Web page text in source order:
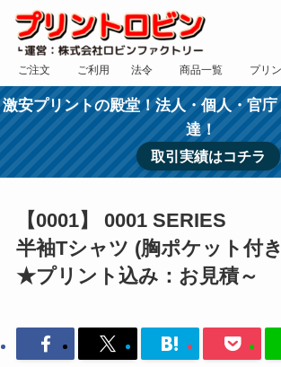
ご注文
フォーム
ご利用
規約
法令
表記
商品一覧
カテゴリー
プリ
方法
激安プリントの殿堂！法人・個人・官
達！
取引実績はコチラ
【0001】 0001 SERIES
半袖Tシャツ (胸ポケット付
★プリント込み：お見積～